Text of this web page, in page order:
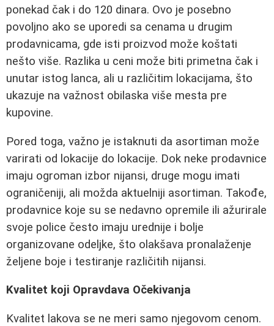
ponekad čak i do 120 dinara. Ovo je posebno
povoljno ako se uporedi sa cenama u drugim
prodavnicama, gde isti proizvod može koštati
nešto više. Razlika u ceni može biti primetna čak i
unutar istog lanca, ali u različitim lokacijama, što
ukazuje na važnost obilaska više mesta pre
kupovine.
Pored toga, važno je istaknuti da asortiman može
varirati od lokacije do lokacije. Dok neke prodavnice
imaju ogroman izbor nijansi, druge mogu imati
ograničeniji, ali možda aktuelniji asortiman. Takođe,
prodavnice koje su se nedavno opremile ili ažurirale
svoje police često imaju urednije i bolje
organizovane odeljke, što olakšava pronalaženje
željene boje i testiranje različitih nijansi.
Kvalitet koji Opravdava Očekivanja
Kvalitet lakova se ne meri samo njegovom cenom.